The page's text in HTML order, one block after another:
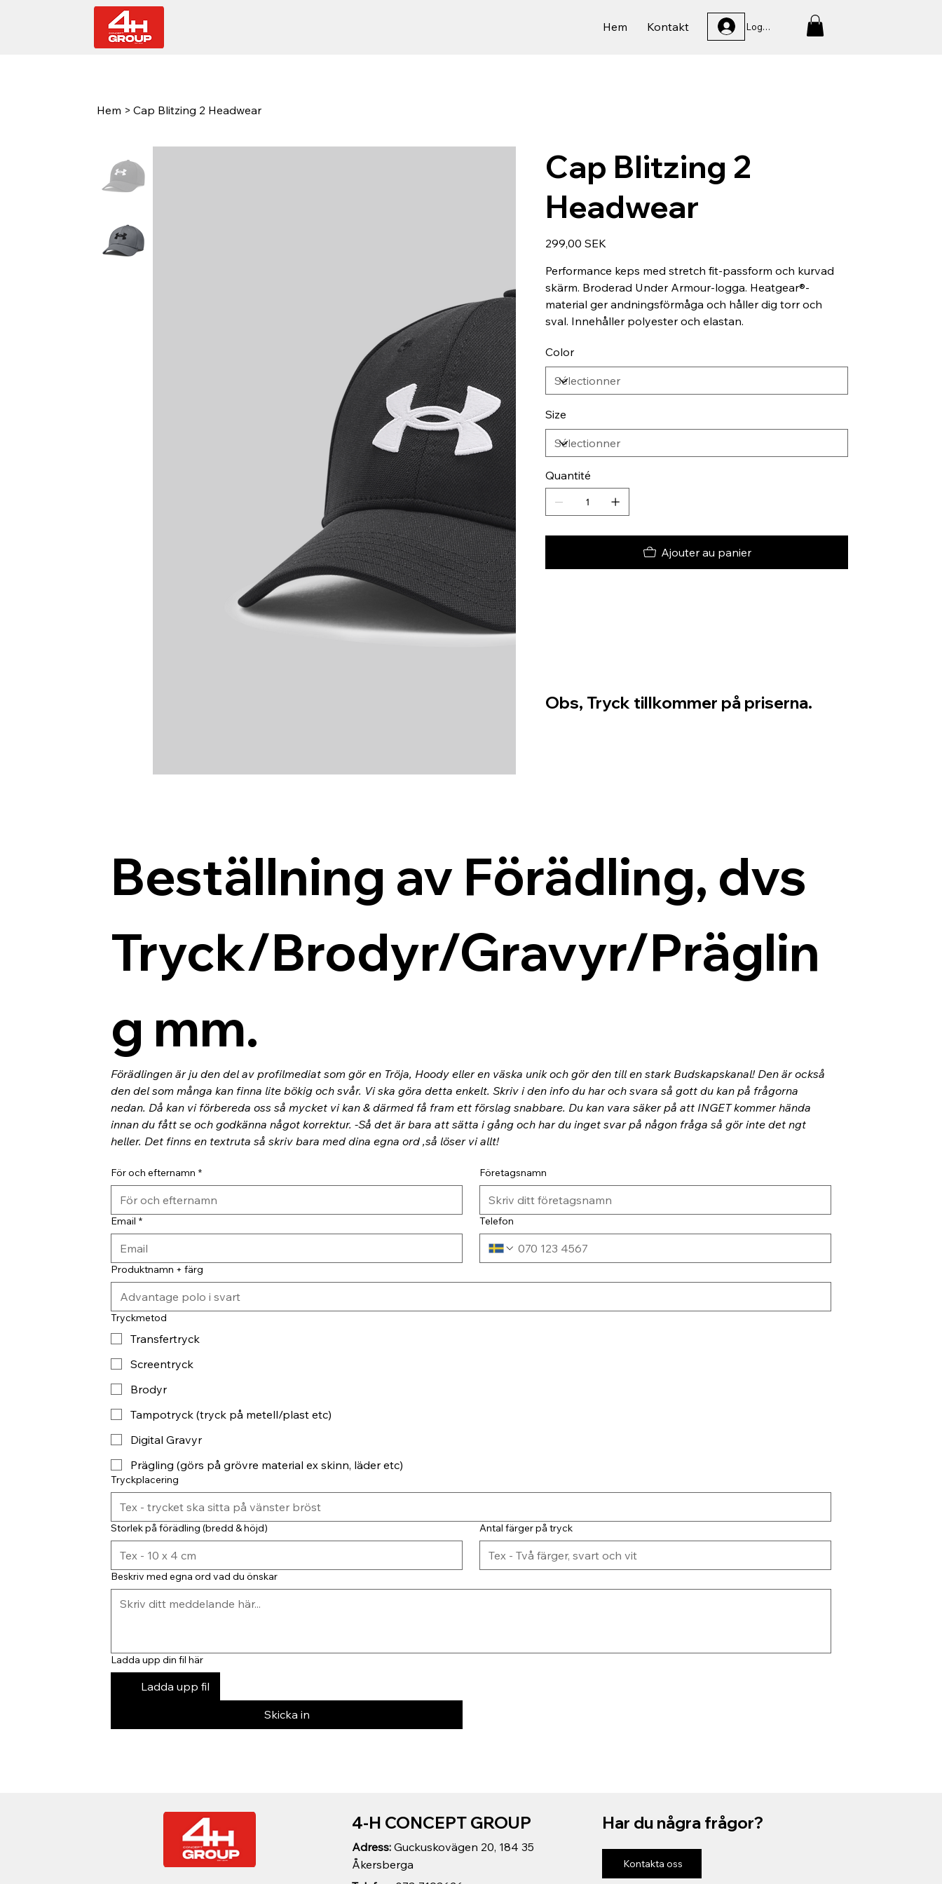
Hem Kontakt Logga In
Hem > Cap Blitzing 2 Headwear
Cap Blitzing 2
Headwear
Prix
299,00 SEK
Performance keps med stretch fit-passform och kurvad
skärm. Broderad Under Armour-logga. Heatgear®-
material ger andningsförmåga och håller dig torr och
sval. Innehåller polyester och elastan.
Color
Size
Quantité
Ajouter au panier
Obs, Tryck tillkommer på priserna.
Beställning av Förädling, dvs
Tryck/Brodyr/Gravyr/Präglin
g mm.
Förädlingen är ju den del av profilmediat som gör en Tröja, Hoody eller en väska unik och gör den till en stark Budskapskanal! Den är också
den del som många kan finna lite bökig och svår. Vi ska göra detta enkelt. Skriv i den info du har och svara så gott du kan på frågorna
nedan. Då kan vi förbereda oss så mycket vi kan & därmed få fram ett förslag snabbare. Du kan vara säker på att INGET kommer hända
innan du fått se och godkänna något korrektur. -Så det är bara att sätta i gång och har du inget svar på någon fråga så gör inte det ngt
heller. Det finns en textruta så skriv bara med dina egna ord ,så löser vi allt!
För och efternamn * Företagsnamn
Email * Telefon
Produktnamn + färg
Tryckmetod
Transfertryck
Screentryck
Brodyr
Tampotryck (tryck på metell/plast etc)
Digital Gravyr
Prägling (görs på grövre material ex skinn, läder etc)
Tryckplacering
Storlek på förädling (bredd & höjd) Antal färger på tryck
Beskriv med egna ord vad du önskar
Ladda upp din fil här
Ladda upp fil
Skicka in
Adress: Guckuskovägen 20, 184 35
Åkersberga
4-H CONCEPT GROUP Har du några frågor?
Kontakta oss